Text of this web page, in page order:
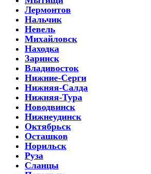
Лермонтов
Нальчик
Невель
Михайловск
Находка
Заринск
Владивосток
Нижние-Серги
Нижняя-Салда
Нижняя-Тура
Новодвинск
Нижнеудинск
Октябрьск
Осташков
Норильск
Руза
Сланцы